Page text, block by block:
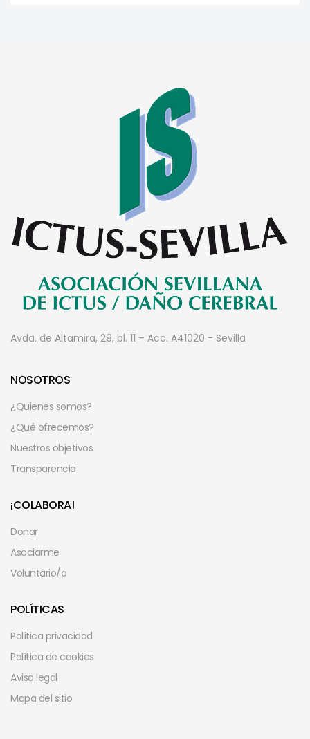
Avda. de Altamira, 29, bl. 11 – Acc. A41020 - Sevilla
NOSOTROS
¿Quienes somos?
¿Qué ofrecemos?
Nuestros objetivos
Transparencia
¡COLABORA!
Donar
Asociarme
Voluntario/a
POLÍTICAS
Política privacidad
Política de cookies
Aviso legal
Mapa del sitio